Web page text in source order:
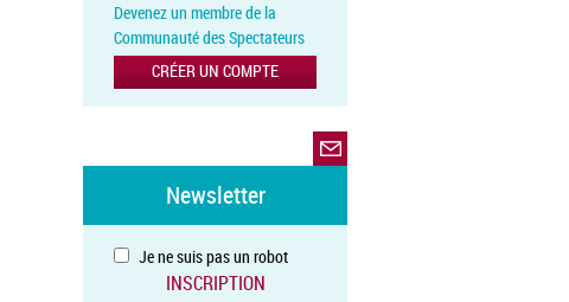
Devenez un membre de la
Communauté des Spectateurs
CRÉER UN COMPTE
Newsletter
Je ne suis pas un robot
INSCRIPTION